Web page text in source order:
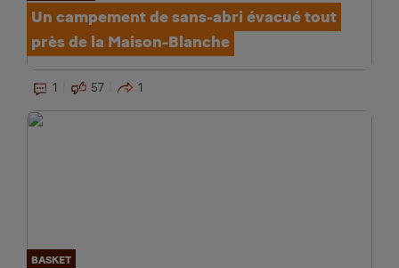
Un campement de sans-abri évacué tout
près de la Maison-Blanche
1 57 1
BASKET